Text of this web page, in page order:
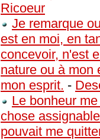
Ricoeur
Je remarque
est en moi, en
concevoir, n'est
nature ou à mon
mon esprit. -
Le bonheur
chose
pouvait me